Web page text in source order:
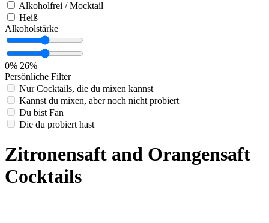
Alkoholfrei / Mocktail
Heiß
Alkoholstärke
0% 26%
Persönliche Filter
Nur Cocktails, die du mixen kannst
Kannst du mixen, aber noch nicht probiert
Du bist Fan
Die du probiert hast
Zitronensaft and Orangensaft
Cocktails